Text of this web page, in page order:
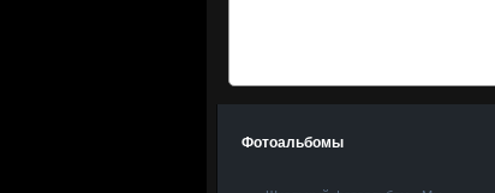
Фотоальбомы